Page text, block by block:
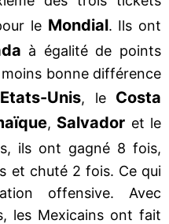
le Mondial. Ils ont
à égalité de points
bonne différence
Etats-Unis, le Costa
, Salvador et le
ils ont gagné 8 fois,
et chuté 2 fois. Ce qui
offensive. Avec
les Mexicains ont fait